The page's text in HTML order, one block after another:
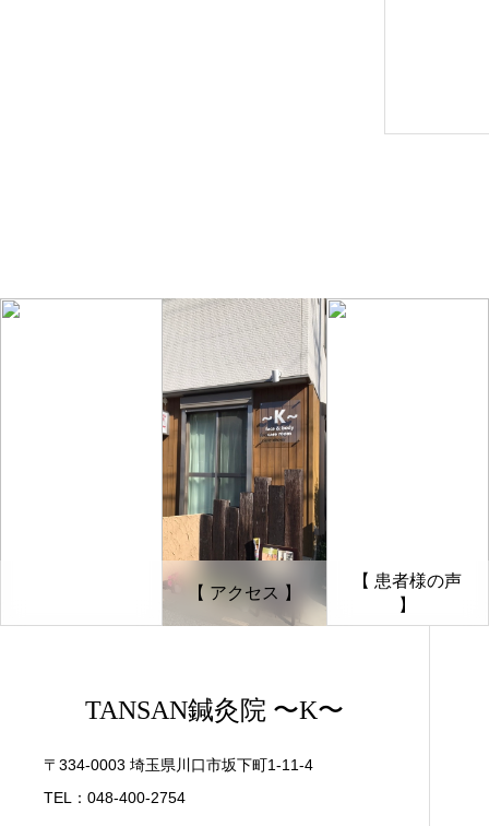
【 アクセス 】
【 患者様の声
】
TANSAN鍼灸院 〜K〜
〒334-0003 埼玉県川口市坂下町1-11-4
TEL：048-400-2754